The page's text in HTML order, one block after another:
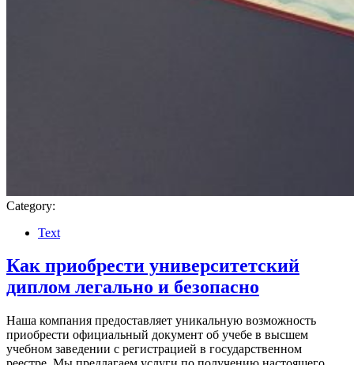
Category:
Text
Как приобрести университетский
диплом легально и безопасно
Наша компания предоставляет уникальную возможность
приобрести официальный документ об учебе в высшем
учебном заведении с регистрацией в государственном